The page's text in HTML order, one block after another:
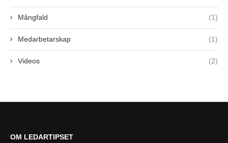
Mångfald (1)
Medarbetarskap (1)
Videos (2)
OM LEDARTIPSET